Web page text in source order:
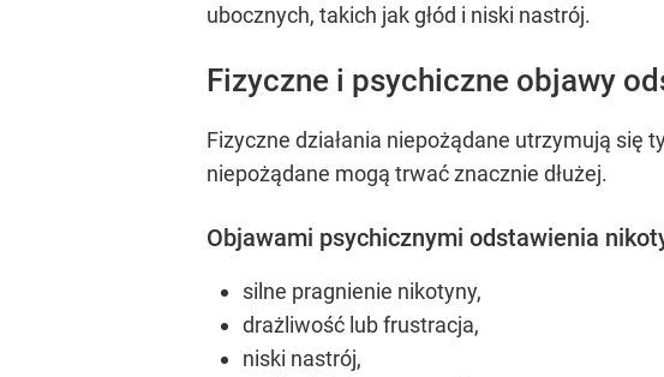
ubocznych, takich jak głód i niski nastrój.
Fizyczne i psychiczne objawy
Fizyczne działania niepożądane utrzymują się
niepożądane mogą trwać znacznie dłużej.
Objawami psychicznymi odstawienia
silne pragnienie nikotyny,
drażliwość lub frustracja,
niski nastrój,